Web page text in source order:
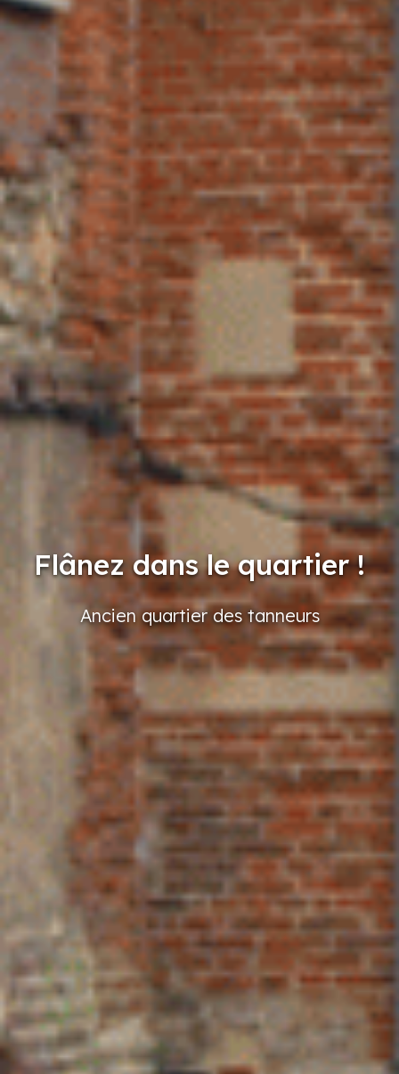
Flânez dans le quartier !
Ancien quartier des tanneurs